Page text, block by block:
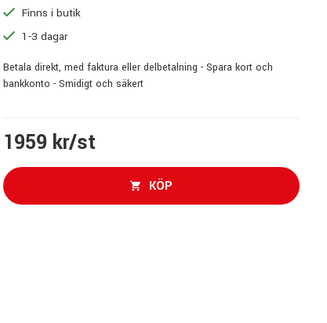
Finns i butik
1-3 dagar
Betala direkt, med faktura eller delbetalning - Spara kort och
bankkonto - Smidigt och säkert
1959 kr/st
KÖP